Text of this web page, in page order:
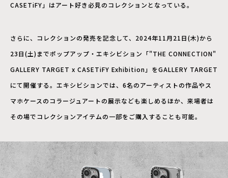
CASETiFY」はアート好き必見のコレクションとなっている。
さらに、コレクションの発売を記念して、2024年11月21日(木)から
23日(土)までポップアップ・エキシビション「"THE CONNECTION"
GALLERY TARGET x CASETiFY Exhibition」をGALLERY TARGET
にて開催する。エキシビションでは、6名のアーティストの作品やス
マホケースのコラージュアートの展示なども楽しめるほか、来場者は
その場でコレクションアイテムの一部をご購入することも可能。